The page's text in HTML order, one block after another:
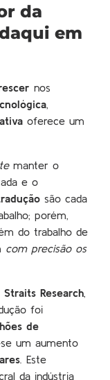
da
em
nos
oferece um
manter o
e o
são cada
porém,
do trabalho de
com precisão os
Straits Research
foi
de
um aumento
. Este
da indústria